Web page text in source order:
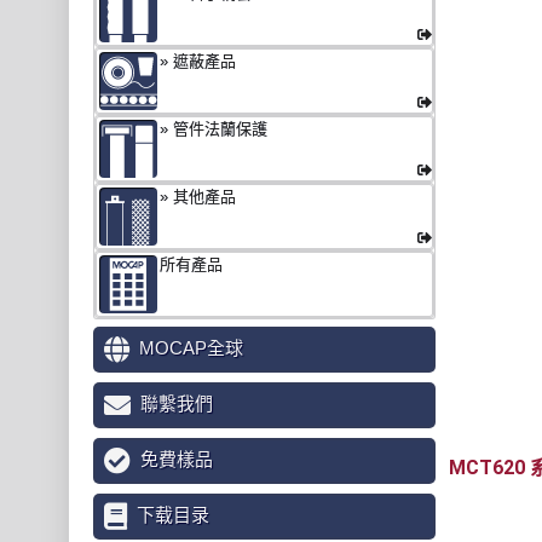
MCT620
遮蔽產品
管件法蘭保護
其他產品
所有產品
MOCAP全球
聯繫我們
免費樣品
下载目录